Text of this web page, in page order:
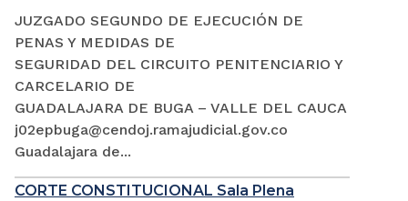
JUZGADO SEGUNDO DE EJECUCIÓN DE
PENAS Y MEDIDAS DE
SEGURIDAD DEL CIRCUITO PENITENCIARIO Y
CARCELARIO DE
GUADALAJARA DE BUGA – VALLE DEL CAUCA
j02epbuga@cendoj.ramajudicial.gov.co
Guadalajara de...
CORTE CONSTITUCIONAL Sala Plena